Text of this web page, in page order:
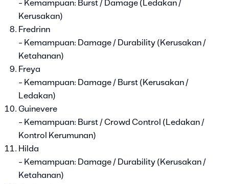
- Kemampuan: Burst / Damage (Ledakan /
Kerusakan)
Fredrinn
- Kemampuan: Damage / Durability (Kerusakan /
Ketahanan)
Freya
- Kemampuan: Damage / Burst (Kerusakan /
Ledakan)
Guinevere
- Kemampuan: Burst / Crowd Control (Ledakan /
Kontrol Kerumunan)
Hilda
- Kemampuan: Damage / Durability (Kerusakan /
Ketahanan)